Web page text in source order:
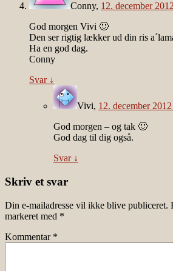
Conny, 12. december
God morgen Vivi 🙂
Den ser rigtig lækker ud din ris
Ha en god dag.
Conny
Svar ↓
Vivi, 12. december
God morgen – og tak 🙂
God dag til dig også.
Svar ↓
Skriv et svar
Din e-mailadresse vil ikke blive publiceret.
markeret med *
Kommentar *